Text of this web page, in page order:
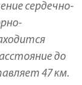
сердечно-
до
47 км.